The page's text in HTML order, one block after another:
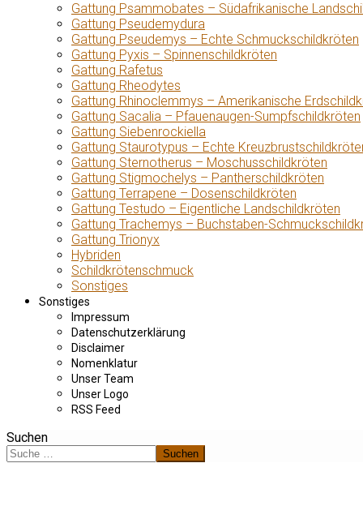
Gattung Psammobates – Südafrikanische
Gattung Pseudemydura
Gattung Pseudemys – Echte Schmuckschildkröten
Gattung Pyxis – Spinnenschildkröten
Gattung Rafetus
Gattung Rheodytes
Gattung Rhinoclemmys – Amerikanische
Gattung Sacalia – Pfauenaugen-Sumpfschildkröten
Gattung Siebenrockiella
Gattung Staurotypus – Echte
Gattung Sternotherus – Moschusschildkröten
Gattung Stigmochelys – Pantherschildkröten
Gattung Terrapene – Dosenschildkröten
Gattung Testudo – Eigentliche Landschildkröten
Gattung Trachemys – Buchstaben-
Gattung Trionyx
Hybriden
Schildkrötenschmuck
Sonstiges
Sonstiges
Impressum
Datenschutzerklärung
Disclaimer
Nomenklatur
Unser Team
Unser Logo
RSS Feed
Suchen
Suchen